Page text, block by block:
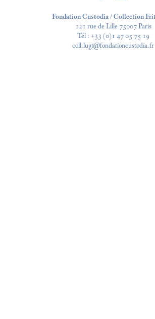
Fondation Custodia / Collection
121 rue de Lille 75007 Paris
Tél : +33 (0)1 47 05 75 19
coll.lugt@fondationcustodia.fr